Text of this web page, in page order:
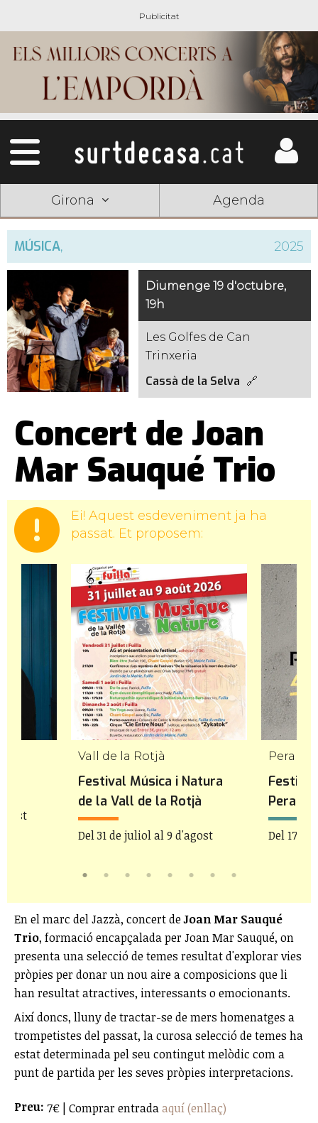
Girona Agenda
MÚSICA, 2025
Diumenge 19 d'octubre,
19h
Les Golfes de Can
Trinxeria
Cassà de la Selva
Concert de Joan
Mar Sauqué Trio
Ei! Aquest esdeveniment ja ha
passat. Et proposem:
Vall de la Rotjà
Festival Música i Natura
de la Vall de la Rotjà
Del 31 de juliol al 9 d'agost Del 17
En el marc del Jazzà, concert deJoan Mar Sauqué
Trio, formació encapçalada per Joan Mar Sauqué, on
presenta una selecció de temes resultat d'explorar vies
pròpies per donar un nou aire a composicions que li
han resultat atractives, interessants o emocionants.
Així doncs, lluny de tractar-se de mers homenatges a
trompetistes del passat, la curosa selecció de temes ha
estat determinada pel seu contingut melòdic com a
punt de partida per les seves pròpies interpretacions.
Preu: 7€ | Comprar entradaaquí (enllaç)